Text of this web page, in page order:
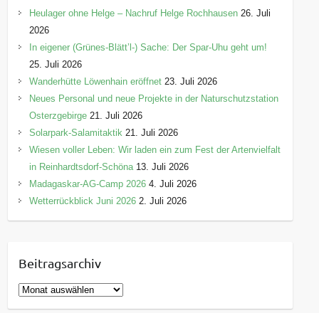
Heulager ohne Helge – Nachruf Helge Rochhausen 26. Juli
2026
In eigener (Grünes-Blätt’l-) Sache: Der Spar-Uhu geht um!
25. Juli 2026
Wanderhütte Löwenhain eröffnet 23. Juli 2026
Neues Personal und neue Projekte in der Naturschutzstation
Osterzgebirge 21. Juli 2026
Solarpark-Salamitaktik 21. Juli 2026
Wiesen voller Leben: Wir laden ein zum Fest der Artenvielfalt
in Reinhardtsdorf-Schöna 13. Juli 2026
Madagaskar-AG-Camp 2026 4. Juli 2026
Wetterrückblick Juni 2026 2. Juli 2026
Beitragsarchiv
B
e